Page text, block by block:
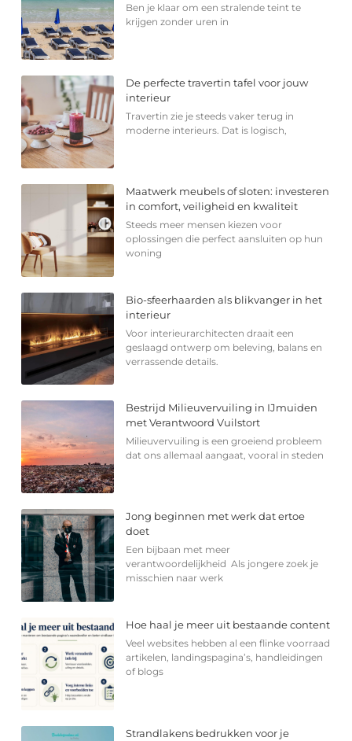
Ben je klaar om een stralende teint te
krijgen zonder uren in
De perfecte travertin tafel voor jouw
interieur
Travertin zie je steeds vaker terug in
moderne interieurs. Dat is logisch,
Maatwerk meubels of sloten: investeren
in comfort, veiligheid en kwaliteit
Steeds meer mensen kiezen voor
oplossingen die perfect aansluiten op hun
woning
Bio-sfeerhaarden als blikvanger in het
interieur
Voor interieurarchitecten draait een
geslaagd ontwerp om beleving, balans en
verrassende details.
Bestrijd Milieuvervuiling in IJmuiden
met Verantwoord Vuilstort
Milieuvervuiling is een groeiend probleem
dat ons allemaal aangaat, vooral in steden
Jong beginnen met werk dat ertoe
doet
Een bijbaan met meer
verantwoordelijkheid Als jongere zoek je
misschien naar werk
Hoe haal je meer uit bestaande content
Veel websites hebben al een flinke voorraad
artikelen, landingspagina’s, handleidingen
of blogs
Strandlakens bedrukken voor je